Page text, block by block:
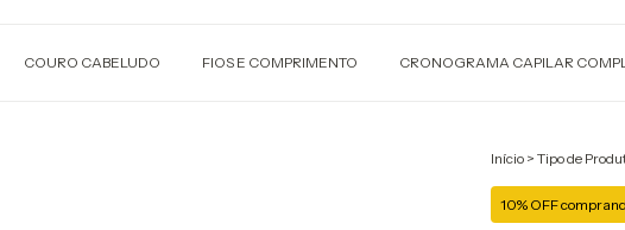
COURO CABELUDO FIOS E COMPRIMENTO CRONOGRAMA CAPILAR
Início > Tipo de
10% OFF